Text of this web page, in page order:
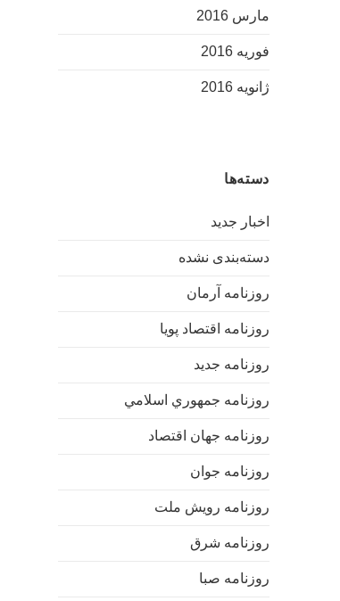
مارس 2016
فوریه 2016
ژانویه 2016
دسته‌ها
اخبار جدید
دسته‌بندی نشده
روزنامه آرمان
روزنامه اقتصاد پویا
روزنامه جدید
روزنامه جمهوري اسلامي
روزنامه جهان اقتصاد
روزنامه جوان
روزنامه رویش ملت
روزنامه شرق
روزنامه صبا